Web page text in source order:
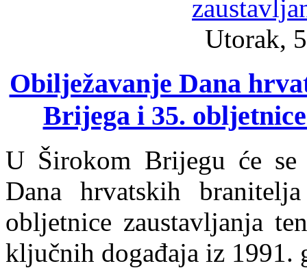
Utorak,
Obilježavanje Dana
Brijega i 35.
U Širokom Brijegu će se
Dana hrvatskih
obljetnice zaustavljanja
ključnih događaja iz 1991.